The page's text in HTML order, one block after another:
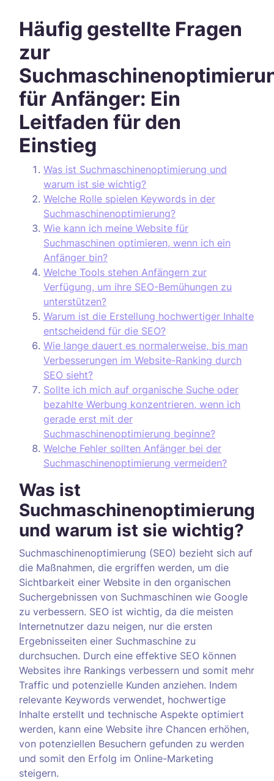
Häufig gestellte Fragen
zur
für Anfänger: Ein
Leitfaden für den
Einstieg
Was ist Suchmaschinenoptimierung und
warum ist sie wichtig?
Welche Rolle spielen Keywords in der
Suchmaschinenoptimierung?
Wie kann ich meine Website für
Suchmaschinen optimieren, wenn ich ein
Anfänger bin?
Welche Tools stehen Anfängern zur
Verfügung, um ihre SEO-Bemühungen zu
unterstützen?
Warum ist die Erstellung hochwertiger Inhalte
entscheidend für die SEO?
Wie lange dauert es normalerweise, bis man
Verbesserungen im Website-Ranking durch
SEO sieht?
Sollte ich mich auf organische Suche oder
bezahlte Werbung konzentrieren, wenn ich
gerade erst mit der
Suchmaschinenoptimierung beginne?
Welche Fehler sollten Anfänger bei der
Suchmaschinenoptimierung vermeiden?
Was ist
Suchmaschinenoptimierung
und warum ist sie wichtig?
Suchmaschinenoptimierung (SEO) bezieht sich auf
die Maßnahmen, die ergriffen werden, um die
Sichtbarkeit einer Website in den organischen
Suchergebnissen von Suchmaschinen wie Google
zu verbessern. SEO ist wichtig, da die meisten
Internetnutzer dazu neigen, nur die ersten
Ergebnisseiten einer Suchmaschine zu
durchsuchen. Durch eine effektive SEO können
Websites ihre Rankings verbessern und somit mehr
Traffic und potenzielle Kunden anziehen. Indem
relevante Keywords verwendet, hochwertige
Inhalte erstellt und technische Aspekte optimiert
werden, kann eine Website ihre Chancen erhöhen,
von potenziellen Besuchern gefunden zu werden
und somit den Erfolg im Online-Marketing
steigern.